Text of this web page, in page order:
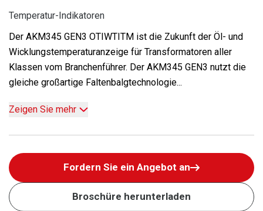
Temperatur-Indikatoren
Der AKM345 GEN3 OTIWTITM ist die Zukunft der Öl- und
Wicklungstemperaturanzeige für Transformatoren aller
Klassen vom Branchenführer. Der AKM345 GEN3 nutzt die
gleiche großartige Faltenbalgtechnologie...
Zeigen Sie mehr
Fordern Sie ein Angebot an
Broschüre herunterladen